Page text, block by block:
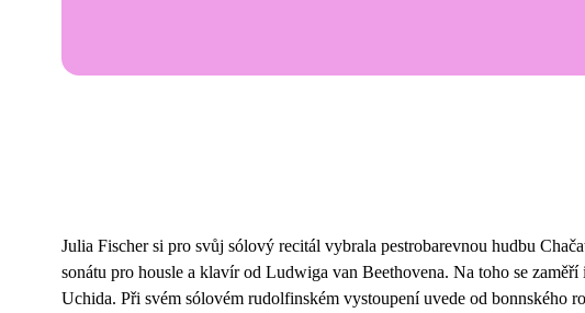
Julia Fischer si pro svůj sólový recitál vybrala pestrobarevnou hudbu
sonátu pro housle a klavír od Ludwiga van Beethovena. Na toho se
Uchida. Při svém sólovém rudolfinském vystoupení uvede od bonnského